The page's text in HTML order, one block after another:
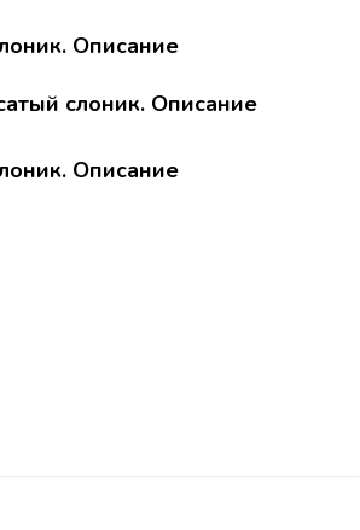
слоник. Описание